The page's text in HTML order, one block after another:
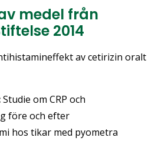
medel från
2014
av cetirizin oralt
Studie om CRP och
före och efter
hos tikar med pyometra